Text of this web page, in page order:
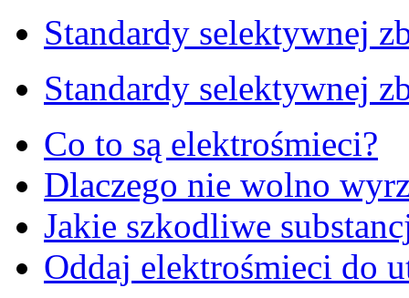
Standardy selektywnej
Standardy selektywnej
Co to są elektrośmieci?
Dlaczego nie wolno
Jakie szkodliwe
Oddaj elektrośmieci do